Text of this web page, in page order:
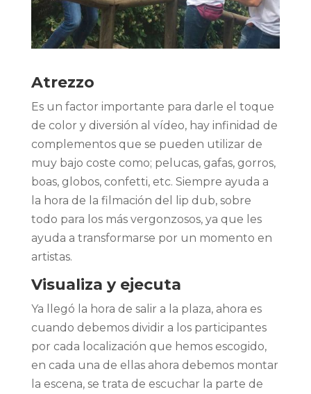
Atrezzo
Es un factor importante para darle el toque
de color y diversión al vídeo, hay infinidad de
complementos que se pueden utilizar de
muy bajo coste como; pelucas, gafas, gorros,
boas, globos, confetti, etc. Siempre ayuda a
la hora de la filmación del lip dub, sobre
todo para los más vergonzosos, ya que les
ayuda a transformarse por un momento en
artistas.
Visualiza y ejecuta
Ya llegó la hora de salir a la plaza, ahora es
cuando debemos dividir a los participantes
por cada localización que hemos escogido,
en cada una de ellas ahora debemos montar
la escena, se trata de escuchar la parte de